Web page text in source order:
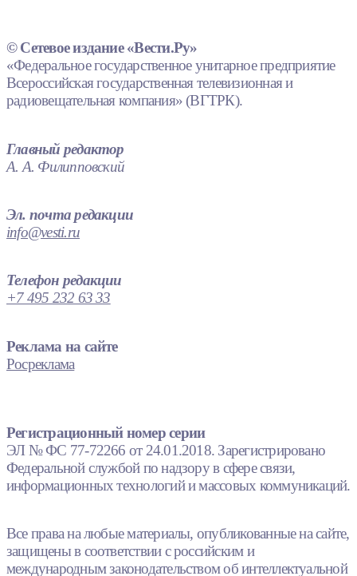
© Сетевое издание «Вести.Ру»
«Федеральное государственное унитарное предприятие
Всероссийская государственная телевизионная и
радиовещательная компания» (ВГТРК).
Главный редактор
А. А. Филипповский
Эл. почта редакции
info@vesti.ru
Телефон редакции
+7 495 232 63 33
Реклама на сайте
Росреклама
Регистрационный номер серии
ЭЛ № ФС 77-72266 от 24.01.2018. Зарегистрировано
Федеральной службой по надзору в сфере связи,
информационных технологий и массовых коммуникаций.
Все права на любые материалы, опубликованные на сайте,
защищены в соответствии с российским и
международным законодательством об интеллектуальной